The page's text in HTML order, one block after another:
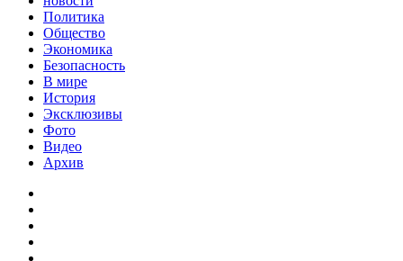
Политика
Общество
Экономика
Безопасность
В мире
История
Эксклюзивы
Фото
Видео
Архив